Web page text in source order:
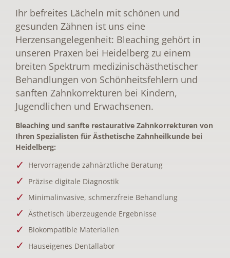
Ihr befreites Lächeln mit schönen und
gesunden Zähnen ist uns eine
Herzensangelegenheit: Bleaching gehört in
unseren Praxen bei Heidelberg zu einem
breiten Spektrum medizinischästhetischer
Behandlungen von Schönheitsfehlern und
sanften Zahnkorrekturen bei Kindern,
Jugendlichen und Erwachsenen.
Bleaching und sanfte restaurative Zahnkorrekturen von
Ihren Spezialisten für Ästhetische Zahnheilkunde bei
Heidelberg:
Hervorragende zahnärztliche Beratung
Präzise digitale Diagnostik
Minimalinvasive, schmerzfreie Behandlung
Ästhetisch überzeugende Ergebnisse
Biokompatible Materialien
Hauseigenes Dentallabor